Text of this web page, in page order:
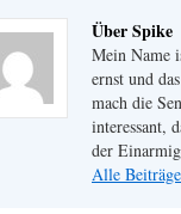
Über Spike
Mein Name
ernst und
mach die
interessant,
der
Alle